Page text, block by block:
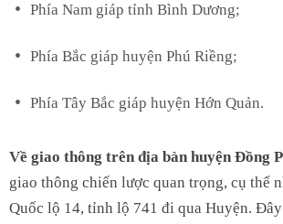
Phía Nam giáp tỉnh Bình Dương;
Phía Bắc giáp huyện Phú Riềng;
Phía Tây Bắc giáp huyện Hớn Quản.
Về giao thông trên địa bàn huyện Đồng
giao thông chiến lược quan trọng, cụ thể
Quốc lộ 14, tỉnh lộ 741 đi qua Huyện.